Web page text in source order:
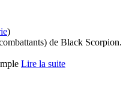
)
de Black Scorpion.
Lire la suite